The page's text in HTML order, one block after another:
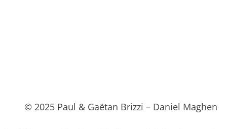
© 2025 Paul & Gaëtan Brizzi – Daniel Maghen